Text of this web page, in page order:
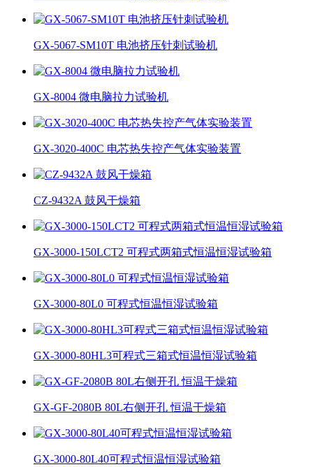
GX-5067-SM10T 电池挤压针刺试验机
GX-8004 微电脑拉力试验机
GX-3020-400C 电芯热失控产气体实验装置
CZ-9432A 鼓风干燥箱
GX-3000-150LCT2 可程式两箱式恒温恒湿试验箱
GX-3000-80L0 可程式恒温恒湿试验箱
GX-3000-80HL3可程式三箱式恒温恒湿试验箱
GX-GF-2080B 80L右侧开孔 恒温干燥箱
GX-3000-80L40可程式恒温恒湿试验箱